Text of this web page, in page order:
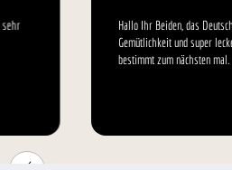
Hallo Ihr Beiden, das Deutschland - Tasting
Gemütlichkeit und super leckerer Whisky. Vielen
bestimmt zum nächsten mal.